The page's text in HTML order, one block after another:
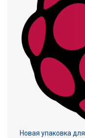
Новая упаковка